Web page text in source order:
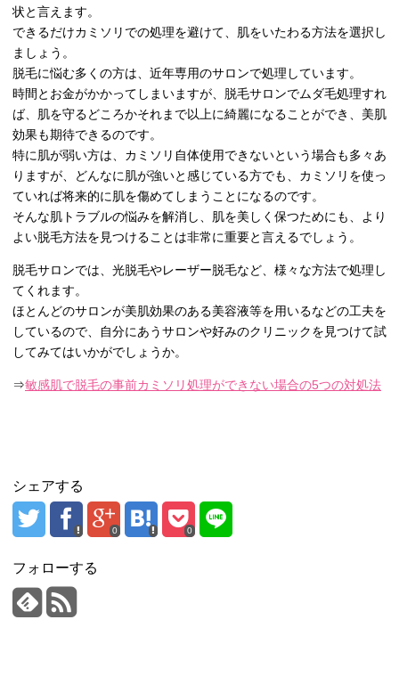
状と言えます。
できるだけカミソリでの処理を避けて、肌をいたわる方法を選択し
ましょう。
脱毛に悩む多くの方は、近年専用のサロンで処理しています。
時間とお金がかかってしまいますが、脱毛サロンでムダ毛処理すれ
ば、肌を守るどころかそれまで以上に綺麗になることができ、美肌
効果も期待できるのです。
特に肌が弱い方は、カミソリ自体使用できないという場合も多々あ
りますが、どんなに肌が強いと感じている方でも、カミソリを使っ
ていれば将来的に肌を傷めてしまうことになるのです。
そんな肌トラブルの悩みを解消し、肌を美しく保つためにも、より
よい脱毛方法を見つけることは非常に重要と言えるでしょう。
脱毛サロンでは、光脱毛やレーザー脱毛など、様々な方法で処理し
てくれます。
ほとんどのサロンが美肌効果のある美容液等を用いるなどの工夫を
しているので、自分にあうサロンや好みのクリニックを見つけて試
してみてはいかがでしょうか。
⇒敏感肌で脱毛の事前カミソリ処理ができない場合の5つの対処法
シェアする
0 0
フォローする